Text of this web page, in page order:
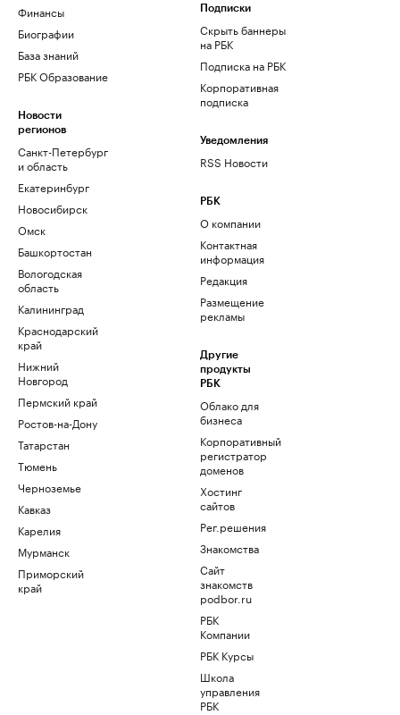
Финансы
Биографии
База знаний
РБК Образование
Новости
регионов
Санкт-Петербург
и область
Екатеринбург
Новосибирск
Омск
Башкортостан
Вологодская
область
Калининград
Краснодарский
край
Нижний
Новгород
Пермский край
Ростов-на-Дону
Татарстан
Тюмень
Черноземье
Кавказ
Карелия
Мурманск
Приморский
край
Подписки
Скрыть баннеры
на РБК
Подписка на РБК
Корпоративная
подписка
Уведомления
RSS Новости
РБК
О компании
Контактная
информация
Редакция
Размещение
рекламы
Другие
продукты
РБК
Облако для
бизнеса
Корпоративный
регистратор
доменов
Хостинг
сайтов
Рег.решения
Знакомства
Сайт
знакомств
podbor.ru
РБК
Компании
РБК Курсы
Школа
управления
РБК